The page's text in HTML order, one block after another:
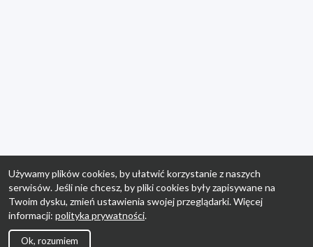
Używamy plików cookies, by ułatwić korzystanie z naszych
serwisów. Jeśli nie chcesz, by pliki cookies były zapisywane na
Twoim dysku, zmień ustawienia swojej przeglądarki. Więcej
informacji: polityka prywatności.
Ok, rozumiem